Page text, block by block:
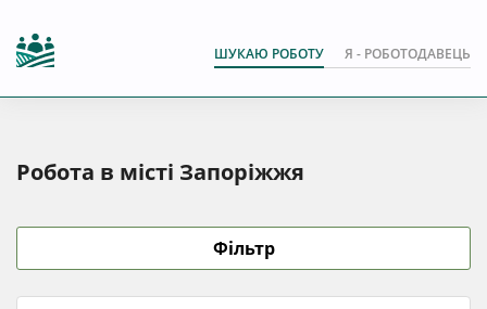
ШУКАЮ РОБОТУ Я - РОБОТОДАВЕЦЬ
Робота в місті Запоріжжя
Фільтр